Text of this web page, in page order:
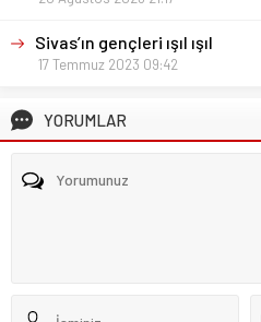
Sivas’ın gençleri ışıl ışıl
17 Temmuz 2023 09:42
YORUMLAR